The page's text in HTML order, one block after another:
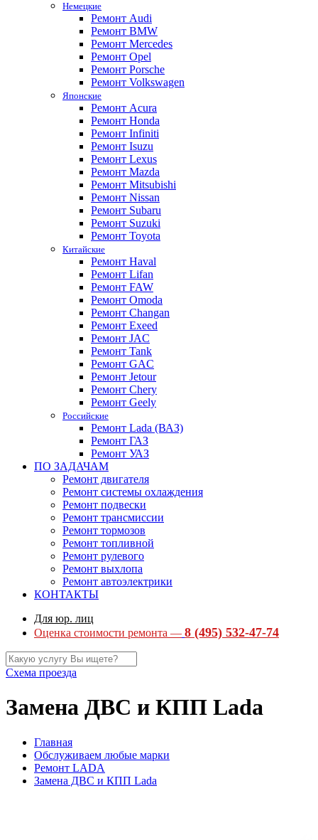
Немецкие
Ремонт Audi
Ремонт BMW
Ремонт Mercedes
Ремонт Opel
Ремонт Porsche
Ремонт Volkswagen
Японские
Ремонт Acura
Ремонт Honda
Ремонт Infiniti
Ремонт Isuzu
Ремонт Lexus
Ремонт Mazda
Ремонт Mitsubishi
Ремонт Nissan
Ремонт Subaru
Ремонт Suzuki
Ремонт Toyota
Китайские
Ремонт Haval
Ремонт Lifan
Ремонт FAW
Ремонт Omoda
Ремонт Changan
Ремонт Exeed
Ремонт JAC
Ремонт Tank
Ремонт GAC
Ремонт Jetour
Ремонт Chery
Ремонт Geely
Российские
Ремонт Lada (ВАЗ)
Ремонт ГАЗ
Ремонт УАЗ
ПО ЗАДАЧАМ
Ремонт двигателя
Ремонт системы охлаждения
Ремонт подвески
Ремонт трансмиссии
Ремонт тормозов
Ремонт топливной
Ремонт рулевого
Ремонт выхлопа
Ремонт автоэлектрики
КОНТАКТЫ
Для юр. лиц
Оценка стоимости ремонта — 8 (495) 532-47-74
Схема проезда
Замена ДВС и КПП Lada
Главная
Обслуживаем любые марки
Ремонт LADA
Замена ДВС и КПП Lada